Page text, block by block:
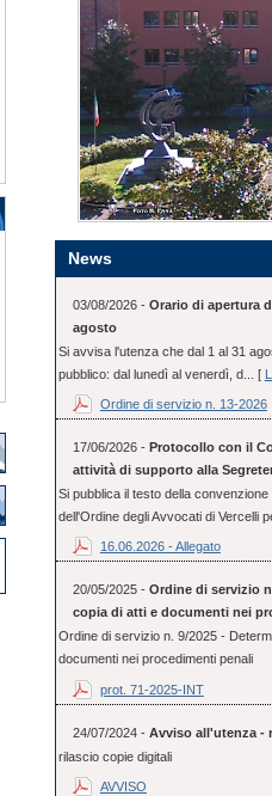
News
03/08/2026 - Orario di apertura
agosto
Si avvisa l'utenza che dal 1 al 31
pubblico: dal lunedì al venerdì, d... [
Ordine di servizio n. 13-2026
17/06/2026 - Protocollo con il
attività di supporto alla
Si pubblica il testo della
dell'Ordine degli Avvocati di Vercelli
16.06.2026 - Allegato
20/05/2025 - Ordine di servizio
copia di atti e documenti nei
Ordine di servizio n. 9/2025 -
documenti nei procedimenti penali
prot. 71-2025-INT
24/07/2024 - Avviso all'utenza -
rilascio copie digitali
AVVISO